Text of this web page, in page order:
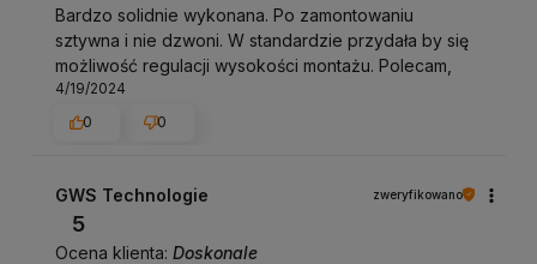
Bardzo solidnie wykonana. Po zamontowaniu
sztywna i nie dzwoni. W standardzie przydała by się
możliwość regulacji wysokości montażu. Polecam,
4/19/2024
0
0
GWS Technologie zweryfikowano
5
Ocena klienta: Doskonale